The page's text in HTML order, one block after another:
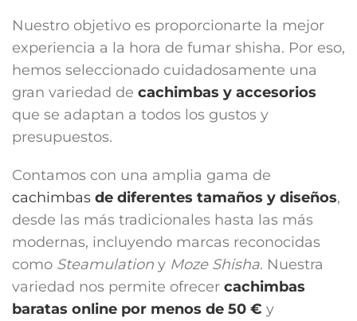
Nuestro objetivo es proporcionarte la mejor
experiencia a la hora de fumar shisha. Por eso,
hemos seleccionado cuidadosamente una
gran variedad de cachimbas y accesorios
que se adaptan a todos los gustos y
presupuestos.
Contamos con una amplia gama de
cachimbas de diferentes tamaños y diseños,
desde las más tradicionales hasta las más
modernas, incluyendo marcas reconocidas
como Steamulation y Moze Shisha. Nuestra
variedad nos permite ofrecer cachimbas
baratas online por menos de 50 € y